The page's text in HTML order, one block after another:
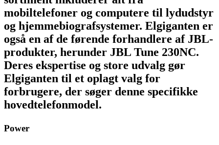
mobiltelefoner og computere til lydudstyr
og hjemmebiografsystemer. Elgiganten er
også en af de førende forhandlere af JBL-
produkter, herunder JBL Tune 230NC.
Deres ekspertise og store udvalg gør
Elgiganten til et oplagt valg for
forbrugere, der søger denne specifikke
hovedtelefonmodel.
Power